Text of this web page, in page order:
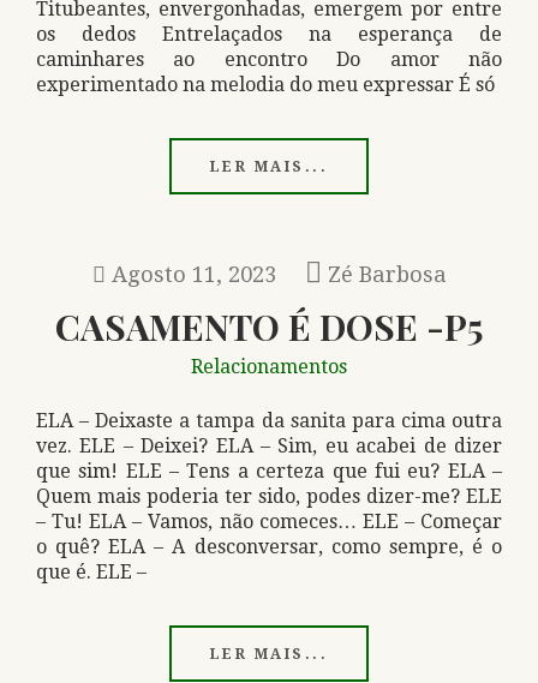
Titubeantes, envergonhadas, emergem por entre
os dedos Entrelaçados na esperança de
caminhares ao encontro Do amor não
experimentado na melodia do meu expressar É só
LER MAIS...
Agosto 11, 2023 Zé Barbosa
CASAMENTO É DOSE -P5
Relacionamentos
ELA – Deixaste a tampa da sanita para cima outra
vez. ELE – Deixei? ELA – Sim, eu acabei de dizer
que sim! ELE – Tens a certeza que fui eu? ELA –
Quem mais poderia ter sido, podes dizer-me? ELE
– Tu! ELA – Vamos, não comeces… ELE – Começar
o quê? ELA – A desconversar, como sempre, é o
que é. ELE –
LER MAIS...